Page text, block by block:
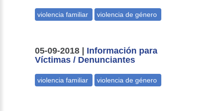
05-09-2018 | Información para
Víctimas / Denunciantes